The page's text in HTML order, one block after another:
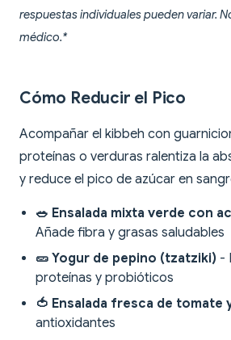
respuestas individuales pueden variar.
médico.*
Cómo Reducir el Pico
Acompañar el kibbeh con
proteínas o verduras ralentiza la
y reduce el pico de azúcar en
🥗 Ensalada mixta verde con
Añade fibra y grasas saludables
🥒 Yogur de pepino (tzatziki) -
proteínas y probióticos
🍅 Ensalada fresca de tomate
antioxidantes